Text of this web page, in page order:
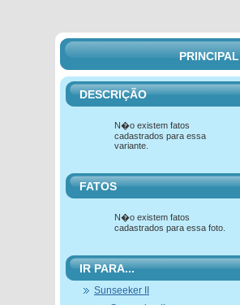
PRINCIPAL
DESCRIÇÃO
N�o existem fatos
cadastrados para essa
variante.
FATOS
N�o existem fatos
cadastrados para essa foto.
IR PARA...
Sunseeker II